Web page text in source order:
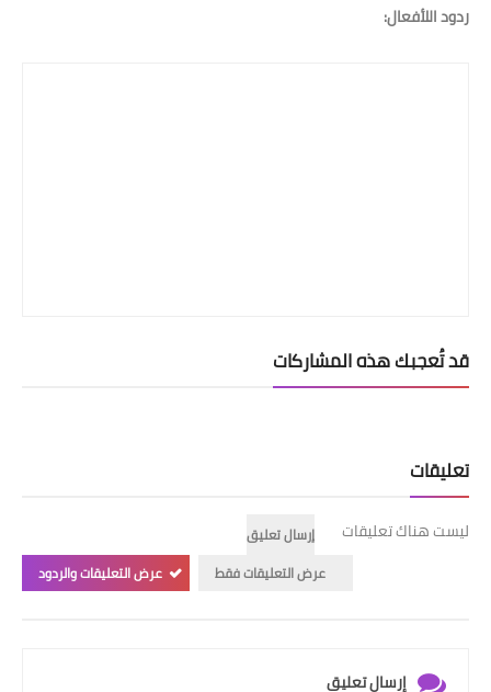
ردود اللأفعال:
قد تُعجبك هذه المشاركات
تعليقات
ليست هناك تعليقات
إرسال تعليق
عرض التعليقات فقط
عرض التعليقات والردود
إرسال تعليق